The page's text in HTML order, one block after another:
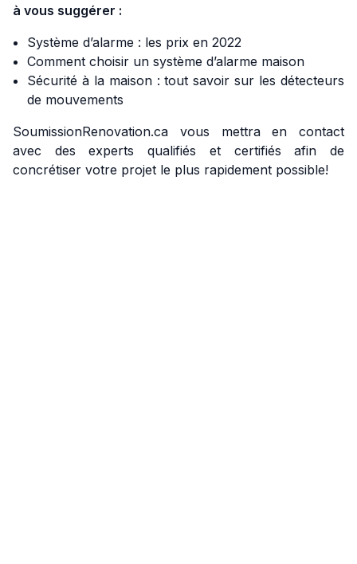
à vous suggérer :
Système d’alarme : les prix en 2022
Comment choisir un système d’alarme maison
Sécurité à la maison : tout savoir sur les détecteurs
de mouvements
SoumissionRenovation.ca vous mettra en contact
avec des experts qualifiés et certifiés afin de
concrétiser votre projet le plus rapidement possible!